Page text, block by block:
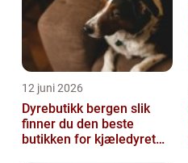
12 juni 2026
Dyrebutikk bergen slik
finner du den beste
butikken for kjæledyret